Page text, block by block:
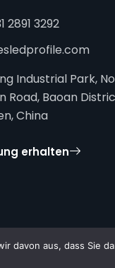
2891 3292
Industrial Park,
Road, Baoan
China
erhalten
davon aus, dass Sie